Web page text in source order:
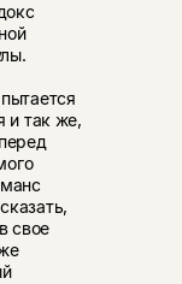
и так же,
свое